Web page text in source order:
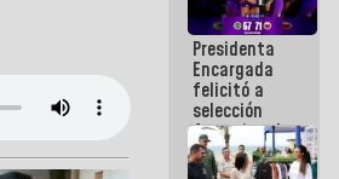
Presidenta
Encargada
felicitó a
selección
femenina de
baloncesto
por su